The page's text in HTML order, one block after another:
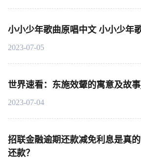
小小少年歌曲原唱中文 小小少年
2023-07-05
世界速看：东施效颦的寓意及故
2023-07-04
招联金融逾期还款减免利息是真
还款？